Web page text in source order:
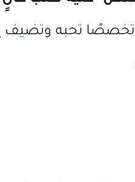
تحبه وتضيف